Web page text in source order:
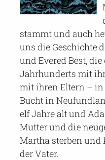
stammt und auch
uns die Geschichte
und Evered Best, die
Jahrhunderts mit
mit ihren Eltern –
Bucht in
elf Jahre alt und
Mutter und die
Martha sterben und
der Vater.